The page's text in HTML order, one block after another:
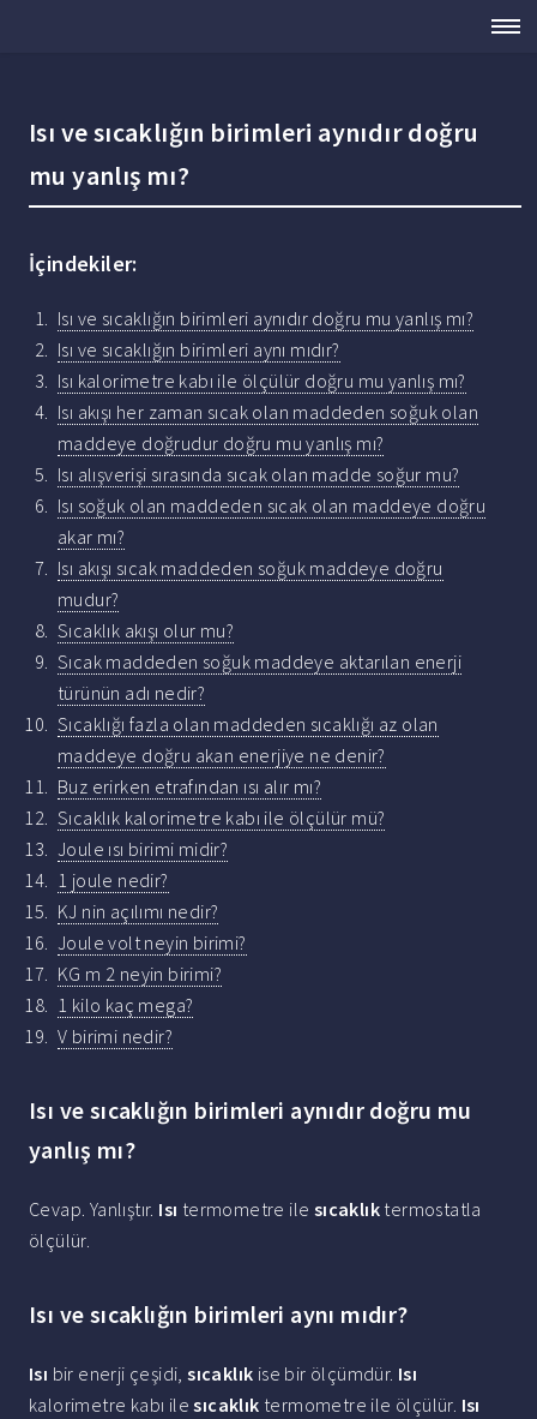
Isı ve sıcaklığın birimleri aynıdır doğru
mu yanlış mı?
İçindekiler:
Isı ve sıcaklığın birimleri aynıdır doğru mu yanlış mı?
Isı ve sıcaklığın birimleri aynı mıdır?
Isı kalorimetre kabı ile ölçülür doğru mu yanlış mı?
Isı akışı her zaman sıcak olan maddeden soğuk olan
maddeye doğrudur doğru mu yanlış mı?
Isı alışverişi sırasında sıcak olan madde soğur mu?
Isı soğuk olan maddeden sıcak olan maddeye doğru
akar mı?
Isı akışı sıcak maddeden soğuk maddeye doğru
mudur?
Sıcaklık akışı olur mu?
Sıcak maddeden soğuk maddeye aktarılan enerji
türünün adı nedir?
Sıcaklığı fazla olan maddeden sıcaklığı az olan
maddeye doğru akan enerjiye ne denir?
Buz erirken etrafından ısı alır mı?
Sıcaklık kalorimetre kabı ile ölçülür mü?
Joule ısı birimi midir?
1 joule nedir?
KJ nin açılımı nedir?
Joule volt neyin birimi?
KG m 2 neyin birimi?
1 kilo kaç mega?
V birimi nedir?
Isı ve sıcaklığın birimleri aynıdır doğru mu
yanlış mı?
Cevap. Yanlıştır. Isı termometre ile sıcaklık termostatla
ölçülür.
Isı ve sıcaklığın birimleri aynı mıdır?
Isı bir enerji çeşidi,sıcaklık ise bir ölçümdür. Isı
kalorimetre kabı ilesıcaklık termometre ile ölçülür. Isı